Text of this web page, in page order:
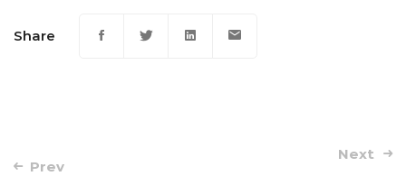
Share
Post
Prev
Next